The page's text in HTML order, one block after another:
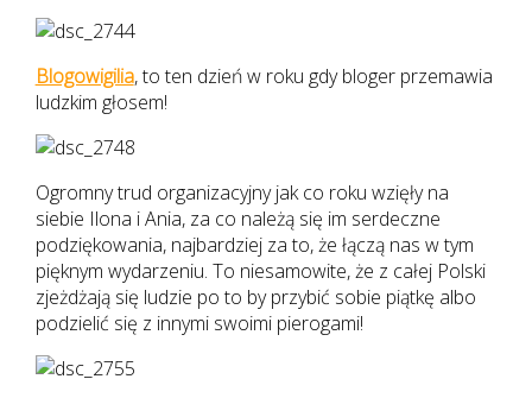
Blogowigilia, to ten dzień w roku gdy bloger przemawia
ludzkim głosem!
Ogromny trud organizacyjny jak co roku wzięły na
siebie Ilona i Ania, za co należą się im serdeczne
podziękowania, najbardziej za to, że łączą nas w tym
pięknym wydarzeniu. To niesamowite, że z całej Polski
zjeżdżają się ludzie po to by przybić sobie piątkę albo
podzielić się z innymi swoimi pierogami!